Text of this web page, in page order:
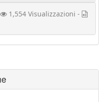
1,554 Visualizzazioni -